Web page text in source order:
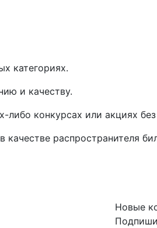
категориях.
и качеству.
конкурсах или акциях
распространителя
Новые